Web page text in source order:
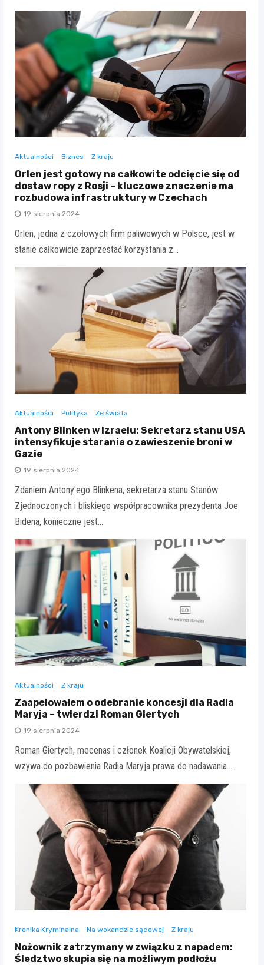
Aktualności Biznes Z kraju
Orlen jest gotowy na całkowite odcięcie się od
dostaw ropy z Rosji – kluczowe znaczenie ma
rozbudowa infrastruktury w Czechach
19 sierpnia 2024
Orlen, jedna z czołowych firm paliwowych w Polsce, jest w
stanie całkowicie zaprzestać korzystania z…
Aktualności Polityka Ze świata
Antony Blinken w Izraelu: Sekretarz stanu USA
intensyfikuje starania o zawieszenie broni w
Gazie
19 sierpnia 2024
Zdaniem Antony'ego Blinkena, sekretarza stanu Stanów
Zjednoczonych i bliskiego współpracownika prezydenta Joe
Bidena, konieczne jest…
Aktualności Z kraju
Zaapelowałem o odebranie koncesji dla Radia
Maryja – twierdzi Roman Giertych
19 sierpnia 2024
Roman Giertych, mecenas i członek Koalicji Obywatelskiej,
wzywa do pozbawienia Radia Maryja prawa do nadawania.…
Kronika Kryminalna Na wokandzie sądowej Z kraju
Nożownik zatrzymany w związku z napadem:
Śledztwo skupia się na możliwym podłożu